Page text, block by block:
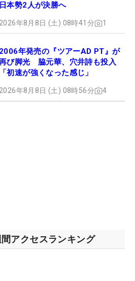
日本勢2人が決勝へ
2026年8月8日 (土) 08時41分 1
2006年発売の『ツアーAD PT』が
び脚光 脇元華、穴井詩も投入
「初速が強くなった感じ」
2026年8月8日 (土) 08時56分 4
アクセスランキング